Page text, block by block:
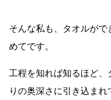
そんな私も、タオルが
めてです。
工程を知れば知るほど、
りの奥深さに引き込ま